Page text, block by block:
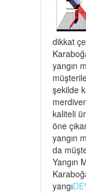
dikkat
yangın
şekilde
kaliteli
öne
yangın
da
Yangın
yangı